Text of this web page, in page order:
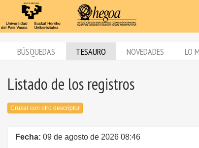
BÚSQUEDAS TESAURO NOVEDADES LO
Listado de los registros
Cruzar con otro descriptor
Fecha: 09 de agosto de 2026 08:46